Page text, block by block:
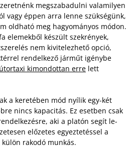
megszabadulni valamilyen
vagy éppen arra lenne szükségünk,
oldható meg hagyományos módon.
elemekből készült szekrények,
nem kivitelezhető opció,
rendelkező járműt igénybe
kimondottan erre lett
a keretében mód nyílik egy-két
nincs kapacitás. Ez esetben csak
aki a platón segít le-
előzetes egyeztetéssel a
rakodó munkás.